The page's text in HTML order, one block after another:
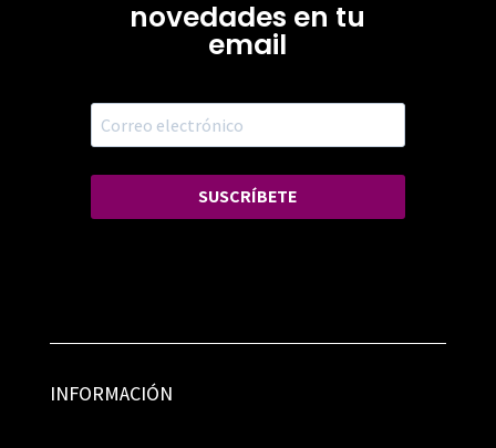
novedades en tu
email
SUSCRÍBETE
INFORMACIÓN